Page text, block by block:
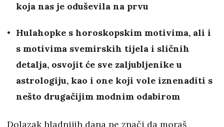
koja nas je oduševila na prvu
Hulahopke s horoskopskim motivima, ali i
s motivima svemirskih tijela i sličnih
detalja, osvojit će sve zaljubljenike u
astrologiju, kao i one koji vole iznenaditi s
nešto drugačijim modnim odabirom
Dolazak hladnijih dana ne znači da moraš